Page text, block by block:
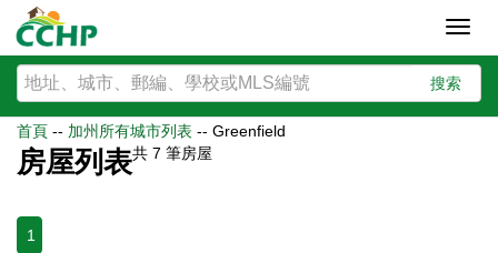
搜索
首頁 -- 加州所有城市列表 -- Greenfield
房屋列表共 7 筆房屋
1